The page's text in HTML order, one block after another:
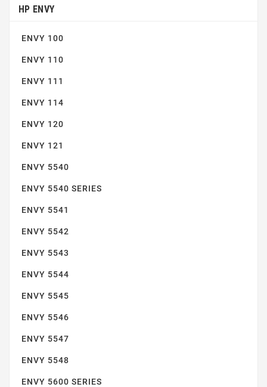
ENVY 7600 SERIES
HP ENVY
ENVY 100
ENVY 110
ENVY 111
ENVY 114
ENVY 120
ENVY 121
ENVY 5540
ENVY 5540 SERIES
ENVY 5541
ENVY 5542
ENVY 5543
ENVY 5544
ENVY 5545
ENVY 5546
ENVY 5547
ENVY 5548
ENVY 5600 SERIES